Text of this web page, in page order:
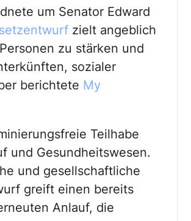
um Senator Edward
zielt angeblich
zu stärken und
sozialer
berichtete My
Teilhabe
und Gesundheitswesen.
und gesellschaftliche
greift einen bereits
Anlauf, die